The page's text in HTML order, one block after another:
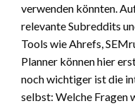
verwenden könnten.
relevante Subreddits
Tools wie Ahrefs,
Planner können hier
noch wichtiger ist die
selbst: Welche Fragen